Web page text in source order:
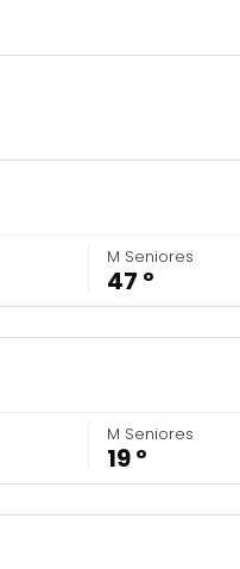
M Seniores
47 º
M Seniores
19 º